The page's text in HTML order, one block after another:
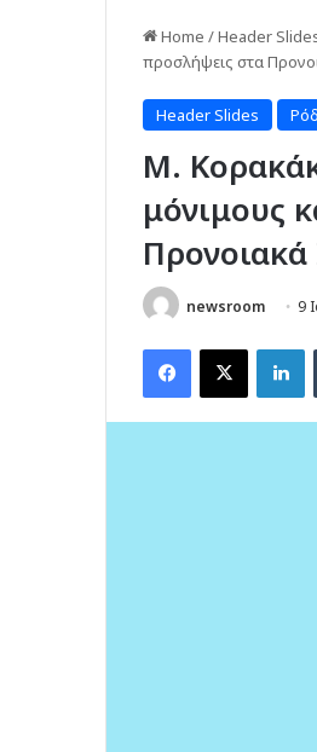
Home /Header
προσλήψεις στα
Header Slides
Μ.
μόνιμους
newsroom 9
Facebook
X